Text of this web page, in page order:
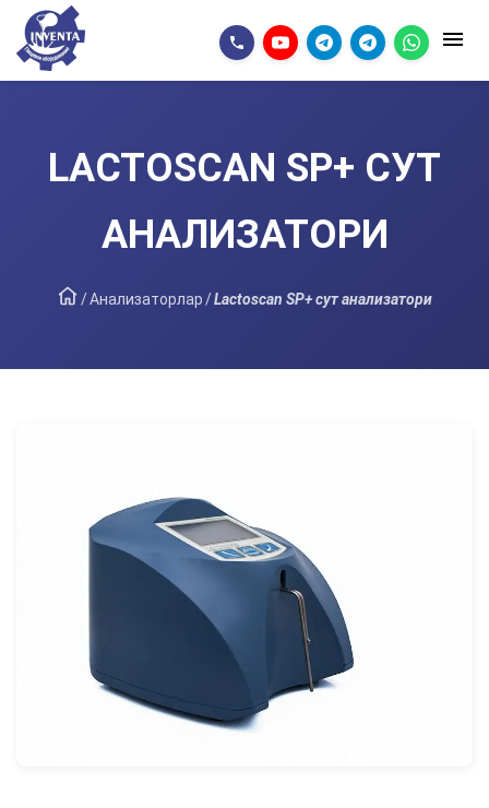
LACTOSCAN SP+ СУТ
АНАЛИЗАТОРИ
/Анализаторлар/Lactoscan SP+ сут анализатори